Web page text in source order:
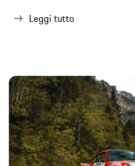
Leggi tutto